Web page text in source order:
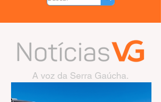
A voz da Serra Gaúcha.